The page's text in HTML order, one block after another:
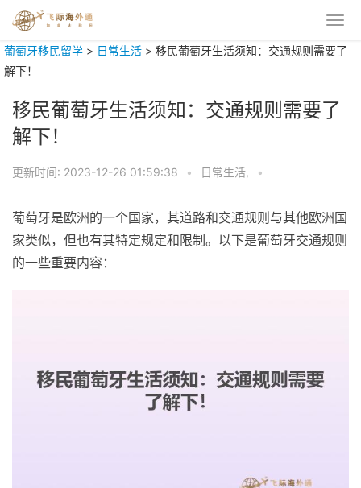
葡萄牙移民留学 > 日常生活 > 移民葡萄牙生活须知：交通规则需要了
解下！
移民葡萄牙生活须知：交通规则需要了
解下！
更新时间: 2023-12-26 01:59:38 • 日常生活, •
葡萄牙是欧洲的一个国家，其道路和交通规则与其他欧洲国
家类似，但也有其特定规定和限制。以下是葡萄牙交通规则
的一些重要内容：